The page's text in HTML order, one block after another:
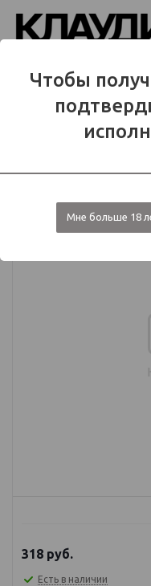
Чтобы
Мне больше 18
Да
Black burn
318 руб.
Есть в наличии